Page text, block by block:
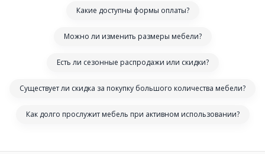
Какие доступны формы оплаты?
Можно ли изменить размеры мебели?
Есть ли сезонные распродажи или скидки?
Существует ли скидка за покупку большого количества мебели?
Как долго прослужит мебель при активном использовании?